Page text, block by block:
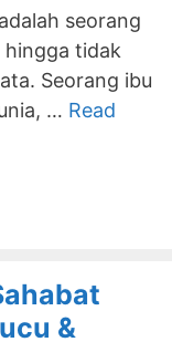
seorang
hingga tidak
Seorang ibu
… Read
&